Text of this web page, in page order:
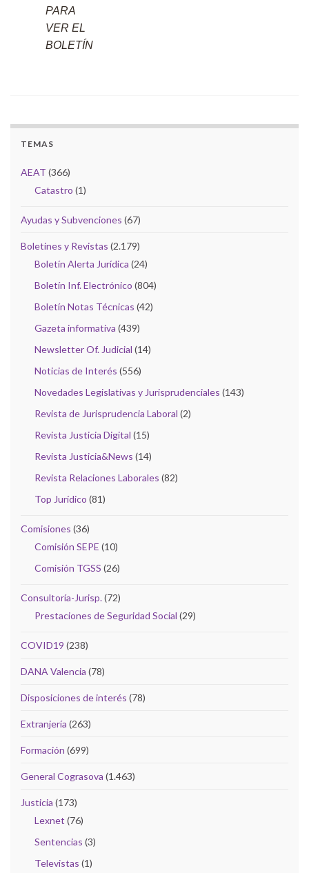
PARA
VER EL
BOLETÍN
TEMAS
AEAT (366)
Catastro (1)
Ayudas y Subvenciones (67)
Boletines y Revistas (2.179)
Boletín Alerta Jurídica (24)
Boletín Inf. Electrónico (804)
Boletín Notas Técnicas (42)
Gazeta informativa (439)
Newsletter Of. Judicial (14)
Noticias de Interés (556)
Novedades Legislativas y Jurisprudenciales (143)
Revista de Jurisprudencia Laboral (2)
Revista Justicia Digital (15)
Revista Justicia&News (14)
Revista Relaciones Laborales (82)
Top Jurídico (81)
Comisiones (36)
Comisión SEPE (10)
Comisión TGSS (26)
Consultoría-Jurisp.(72)
Prestaciones de Seguridad Social (29)
COVID19 (238)
DANA Valencia (78)
Disposiciones de interés (78)
Extranjería (263)
Formación (699)
General Cograsova (1.463)
Justicia (173)
Lexnet (76)
Sentencias (3)
Televistas (1)